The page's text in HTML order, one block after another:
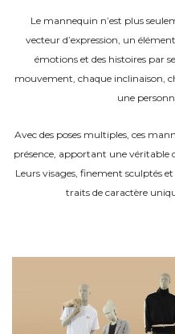
Le mannequin n’est plus
vecteur d’expression, un
émotions et des histoires par
mouvement, chaque inclinaison,
une
Avec des poses multiples, ces
présence, apportant une
Leurs visages, finement sculptés
traits de caractère